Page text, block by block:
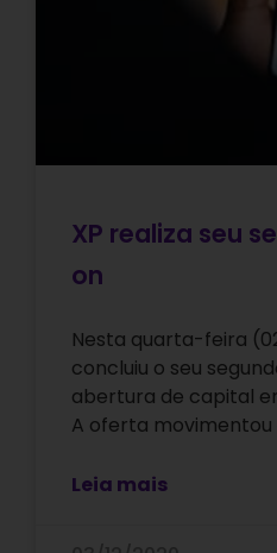
XP realiza seu
on
Nesta quarta-feira
concluiu o seu
abertura de capital
A oferta
Leia mais